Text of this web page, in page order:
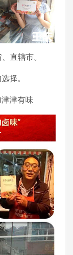
直辖市。
择。
津有味